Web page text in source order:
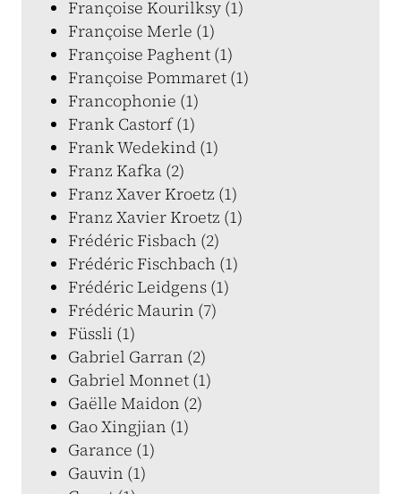
Françoise Kourilksy (1)
Françoise Merle (1)
Françoise Paghent (1)
Françoise Pommaret (1)
Francophonie (1)
Frank Castorf (1)
Frank Wedekind (1)
Franz Kafka (2)
Franz Xaver Kroetz (1)
Franz Xavier Kroetz (1)
Frédéric Fisbach (2)
Frédéric Fischbach (1)
Frédéric Leidgens (1)
Frédéric Maurin (7)
Füssli (1)
Gabriel Garran (2)
Gabriel Monnet (1)
Gaëlle Maidon (2)
Gao Xingjian (1)
Garance (1)
Gauvin (1)